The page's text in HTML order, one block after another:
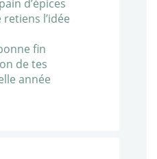
d’épices
l’idée
fin
de tes
année